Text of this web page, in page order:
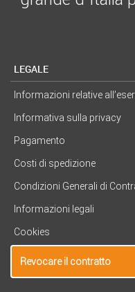
LEGALE
Informazioni relative
Informativa sulla privacy
Pagamento
Costi di spedizione
Condizioni Generali di
Informazioni legali
Cookies
Revocare il contratto